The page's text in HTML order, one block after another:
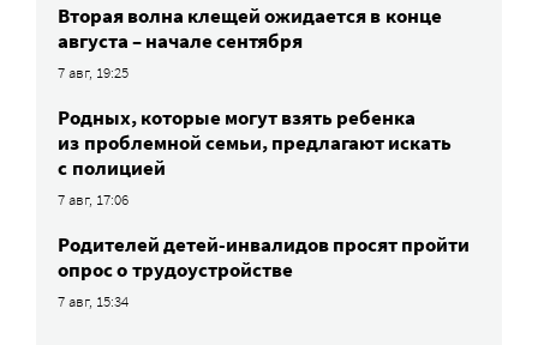
Вторая волна клещей ожидается в конце
августа – начале сентября
7 авг, 19:25
Родных, которые могут взять ребенка
из проблемной семьи, предлагают искать
с полицией
7 авг, 17:06
Родителей детей-инвалидов просят пройти
опрос о трудоустройстве
7 авг, 15:34